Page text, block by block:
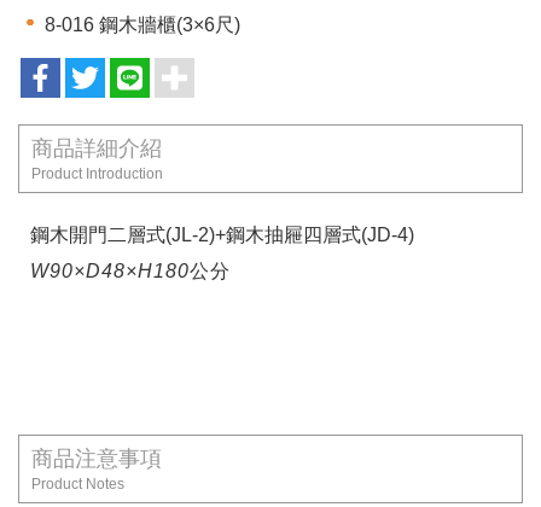
8-016 鋼木牆櫃(3×6尺)
商品詳細介紹
Product Introduction
鋼木開門二層式(JL-2)+鋼木抽屜四層式(JD-4)
W90×D48×H180公分
商品注意事項
Product Notes